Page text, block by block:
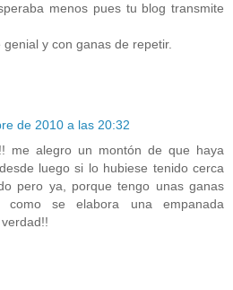
menos pues tu blog transmite
y con ganas de repetir.
de 2010 a las 20:32
me alegro un montón de que haya
luego si lo hubiese tenido cerca
pero ya, porque tengo unas ganas
como se elabora una empanada